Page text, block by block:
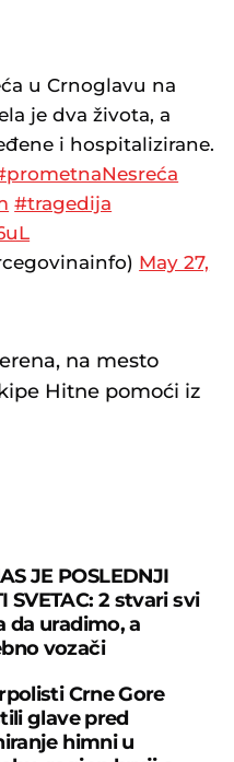
u Crnoglavu na
je dva života, a
i hospitalizirane.
#tragedija
May 27,
na mesto
Hitne pomoći iz
JE POSLEDNJI
SVETAC: 2 stvari svi
da uradimo, a
vozači
Crne Gore
glave pred
himni u